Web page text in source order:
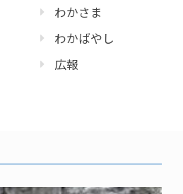
わかさま
わかばやし
広報